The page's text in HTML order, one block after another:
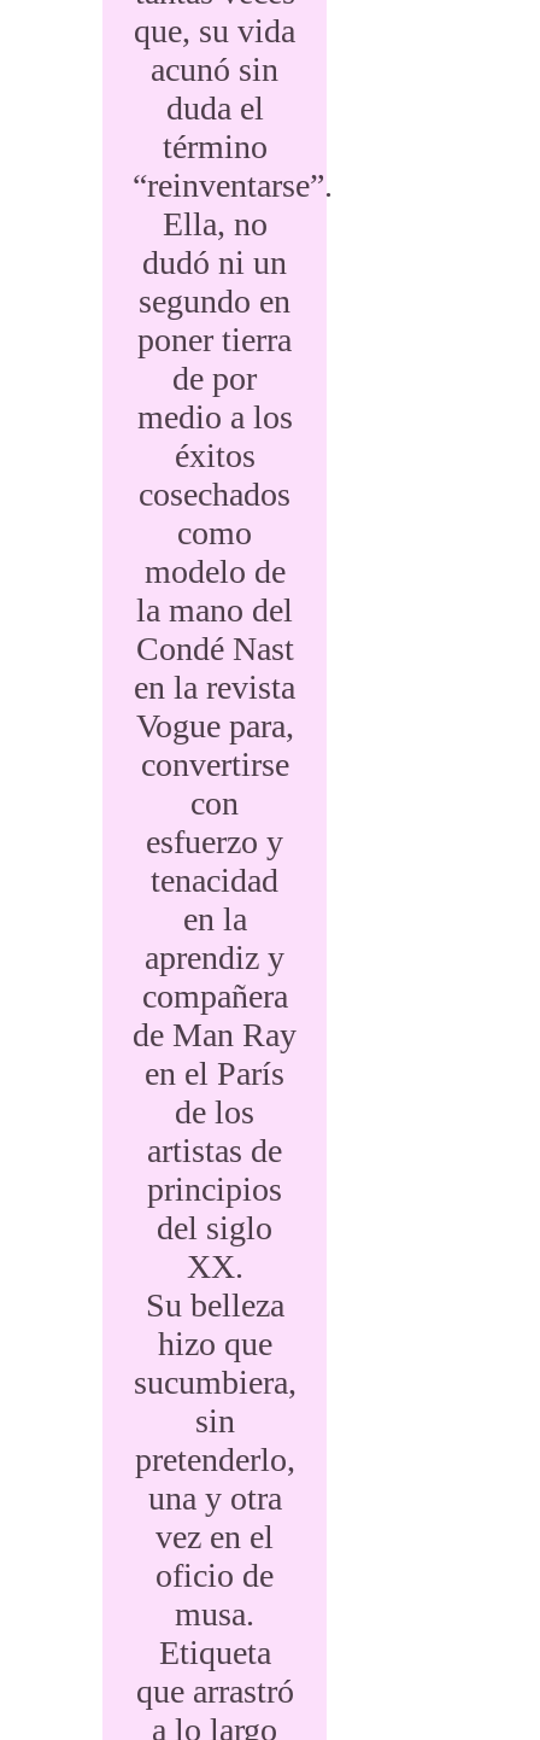
que, su vida
acunó sin
duda el
término
“reinventarse”.
Ella, no
dudó ni un
segundo en
poner tierra
de por
medio a los
éxitos
cosechados
como
modelo de
la mano del
Condé Nast
en la revista
Vogue para,
convertirse
con
esfuerzo y
tenacidad
en la
aprendiz y
compañera
de Man Ray
en el París
de los
artistas de
principios
del siglo
XX.
Su belleza
hizo que
sucumbiera,
sin
pretenderlo,
una y otra
vez en el
oficio de
musa.
Etiqueta
que arrastró
a lo largo